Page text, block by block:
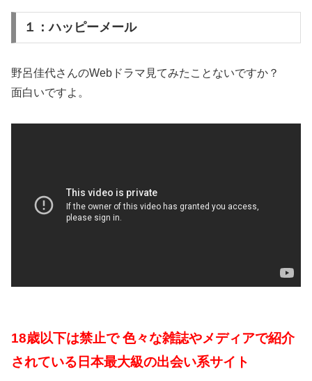
１：ハッピーメール
野呂佳代さんのWebドラマ見てみたことないですか？
面白いですよ。
18歳以下は禁止で 色々な雑誌やメディアで紹介
されている日本最大級の出会い系サイト